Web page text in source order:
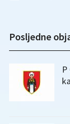
Posljedne